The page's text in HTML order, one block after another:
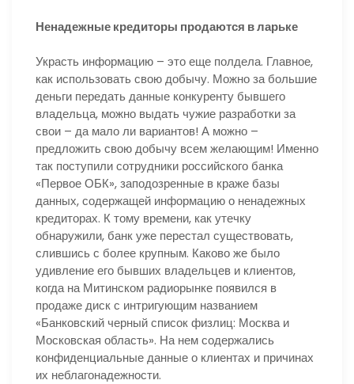
Ненадежные кредиторы продаются в ларьке
Украсть информацию – это еще полдела. Главное,
как использовать свою добычу. Можно за большие
деньги передать данные конкуренту бывшего
владельца, можно выдать чужие разработки за
свои – да мало ли вариантов! А можно –
предложить свою добычу всем желающим! Именно
так поступили сотрудники российского банка
«Первое ОБК», заподозренные в краже базы
данных, содержащей информацию о ненадежных
кредиторах. К тому времени, как утечку
обнаружили, банк уже перестал существовать,
слившись с более крупным. Каково же было
удивление его бывших владельцев и клиентов,
когда на Митинском радиорынке появился в
продаже диск с интригующим названием
«Банковский черный список физлиц: Москва и
Московская область». На нем содержались
конфиденциальные данные о клиентах и причинах
их неблагонадежности.